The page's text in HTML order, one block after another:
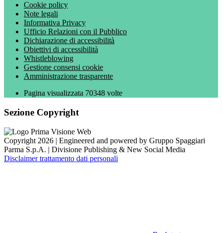
Cookie policy
Note legali
Informativa Privacy
Ufficio Relazioni con il Pubblico
Dichiarazione di accessibilità
Obiettivi di accessibilità
Whistleblowing
Gestione consensi cookie
Amministrazione trasparente
Pagina visualizzata 70348 volte
Sezione Copyright
Copyright 2026 | Engineered and powered by Gruppo Spaggiari
Parma S.p.A. | Divisione Publishing & New Social Media
Disclaimer trattamento dati personali